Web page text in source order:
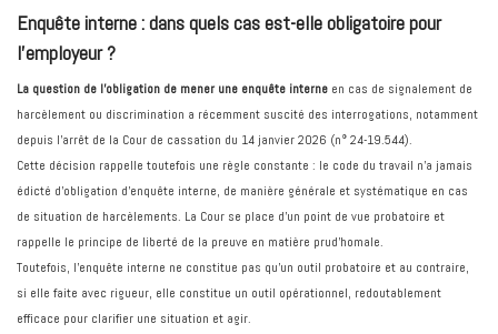
Enquête interne : dans quels cas est-elle obligatoire pour
l’employeur ?
La question de l’obligation de mener une enquête interne en cas de signalement de
harcèlement ou discrimination a récemment suscité des interrogations, notamment
depuis l’arrêt de la Cour de cassation du 14 janvier 2026 (n° 24-19.544).
Cette décision rappelle toutefois une règle constante : le code du travail n’a jamais
édicté d’obligation d’enquête interne, de manière générale et systématique en cas
de situation de harcèlements. La Cour se place d'un point de vue probatoire et
rappelle le principe de liberté de la preuve en matière prud’homale.
Toutefois, l’enquête interne ne constitue pas qu’un outil probatoire et au contraire,
si elle faite avec rigueur, elle constitue un outil opérationnel, redoutablement
efficace pour clarifier une situation et agir.